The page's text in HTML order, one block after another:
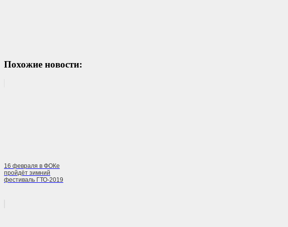
Похожие новости:
16 февраля в ФОКе
пройдёт зимний
фестиваль ГТО-2019